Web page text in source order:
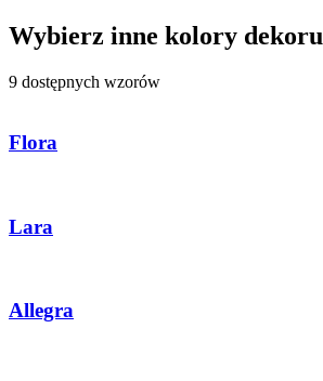
Wybierz inne kolory dekoru
9 dostępnych wzorów
Flora
Lara
Allegra